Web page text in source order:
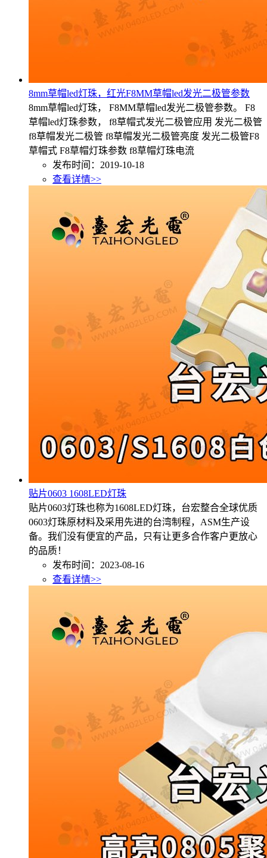
8mm草帽led灯珠，红光F8MM草帽led发光二极管参数
8mm草帽led灯珠， F8MM草帽led发光二极管参数。 F8
草帽led灯珠参数， f8草帽式发光二极管应用 发光二极管
f8草帽发光二极管 f8草帽发光二极管亮度 发光二极管F8
草帽式 F8草帽灯珠参数 f8草帽灯珠电流
发布时间：2019-10-18
查看详情>>
贴片0603 1608LED灯珠
贴片0603灯珠也称为1608LED灯珠，台宏整合全球优质
0603灯珠原材料及采用先进的台湾制程，ASM生产设
备。我们没有便宜的产品，只有让更多合作客户更放心
的品质！
发布时间：2023-08-16
查看详情>>